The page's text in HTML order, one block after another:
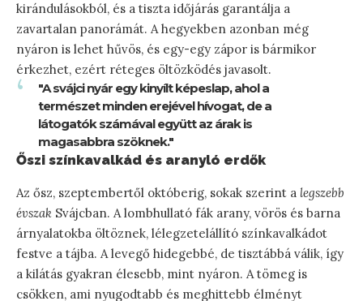
kirándulásokból, és a tiszta időjárás garantálja a
zavartalan panorámát. A hegyekben azonban még
nyáron is lehet hűvös, és egy-egy zápor is bármikor
érkezhet, ezért réteges öltözködés javasolt.
"A svájci nyár egy kinyílt képeslap, ahol a
természet minden erejével hívogat, de a
látogatók számával együtt az árak is
magasabbra szöknek."
Őszi színkavalkád és aranyló erdők
Az ősz, szeptembertől októberig, sokak szerint a legszebb
évszak Svájcban. A lombhullató fák arany, vörös és barna
árnyalatokba öltöznek, lélegzetelállító színkavalkádot
festve a tájba. A levegő hidegebbé, de tisztábbá válik, így
a kilátás gyakran élesebb, mint nyáron. A tömeg is
csökken, ami nyugodtabb és meghittebb élményt